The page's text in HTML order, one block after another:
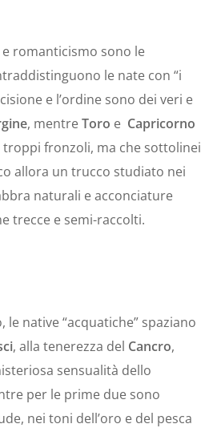
romanticismo sono le
le nate con “i
e l’ordine sono dei veri e
, mentreToro e Capricorno
fronzoli, ma che sottolinei
allora un trucco studiato nei
naturali e acconciature
trecce e semi-raccolti.
native “acquatiche” spaziano
, alla tenerezza del Cancro,
sensualità dello
per le prime due sono
nei toni dell’oro e del pesca